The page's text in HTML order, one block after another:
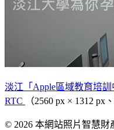
淡江「Apple區域教育培
RTC
（2560 px × 1312 px
© 2026 本網站照片智慧